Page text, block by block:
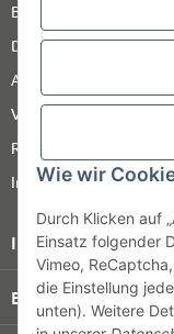
Wie wir
Durch Klicken auf
Einsatz folgender
Vimeo,
die Einstellung
unten). Weitere
Datenschutz
AGB
Versandinformationen
Retour
Impressum
Informationen
Bezahlung &